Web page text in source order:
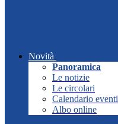
Novità
Panoramica
Le notizie
Le circolari
Calendario eventi
Albo online